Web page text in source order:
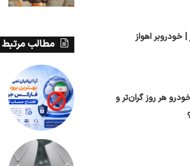
خودروبر اهواز
هر روز گران‌تر و
مطالب مرتبط